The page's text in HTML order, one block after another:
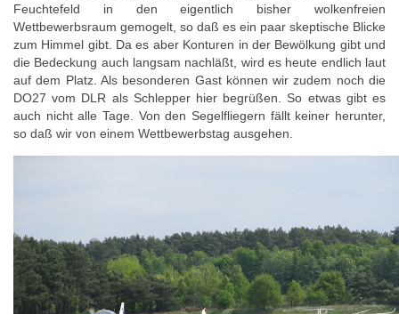
Feuchtefeld in den eigentlich bisher wolkenfreien
Wettbewerbsraum gemogelt, so daß es ein paar skeptische Blicke
zum Himmel gibt. Da es aber Konturen in der Bewölkung gibt und
die Bedeckung auch langsam nachläßt, wird es heute endlich laut
auf dem Platz. Als besonderen Gast können wir zudem noch die
DO27 vom DLR als Schlepper hier begrüßen. So etwas gibt es
auch nicht alle Tage. Von den Segelfliegern fällt keiner herunter,
so daß wir von einem Wettbewerbstag ausgehen.